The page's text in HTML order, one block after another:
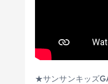
★サンサンキッズ